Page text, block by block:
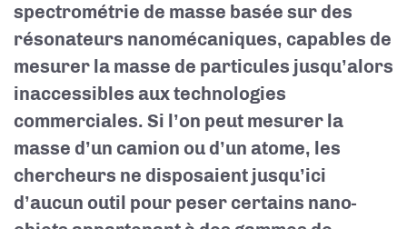
spectrométrie de masse basée sur des
résonateurs nanomécaniques, capables de
mesurer la masse de particules jusqu’alors
inaccessibles aux technologies
commerciales. Si l’on peut mesurer la
masse d’un camion ou d’un atome, les
chercheurs ne disposaient jusqu’ici
d’aucun outil pour peser certains nano-